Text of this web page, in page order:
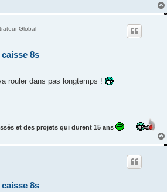
Global
8s
rouler dans pas longtemps !
et des projets qui durent 15 ans
8s